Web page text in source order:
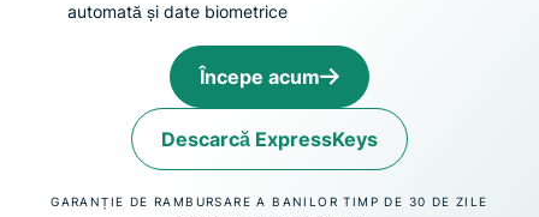
automată și date biometrice
Începe acum
Descarcă ExpressKeys
GARANȚIE DE RAMBURSARE A BANILOR TIMP DE 30 DE ZILE